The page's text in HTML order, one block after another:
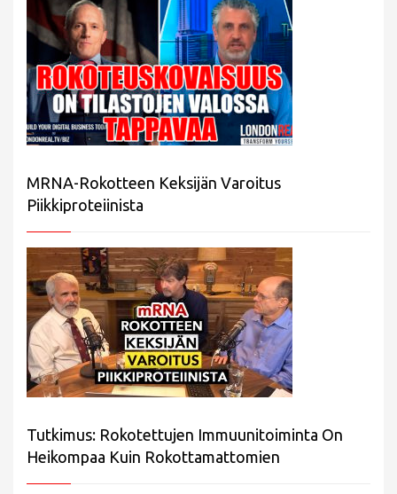
MRNA-Rokotteen Keksijän Varoitus
Piikkiproteiinista
Tutkimus: Rokotettujen Immuunitoiminta On
Heikompaa Kuin Rokottamattomien